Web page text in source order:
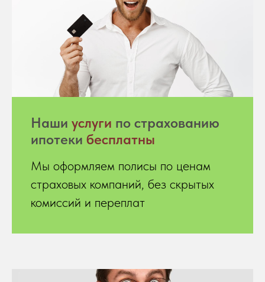
Hаши услуги по страхованию
ипотеки бесплатны
Мы оформляем полисы по ценам
страховых компаний, без скрытых
комиссий и переплат